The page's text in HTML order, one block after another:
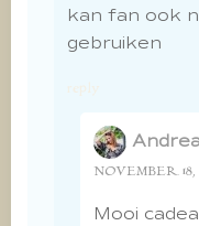
kan fan ook
gebruiken
reply
NOVEMBER 18,
Mooi